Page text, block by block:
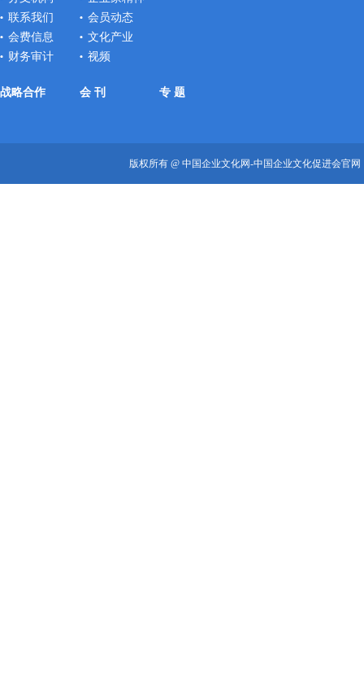
联系我们
会费信息
财务审计
会员动态
文化产业
视频
战略合作 会 刊 专 题
版权所有 @ 中国企业文化网-中国企业文化促进会官